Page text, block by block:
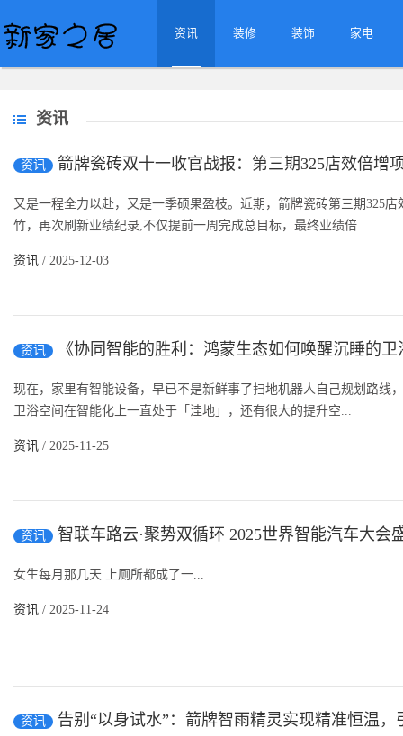
资讯 装修 装饰 家电
资讯
资讯 箭牌瓷砖双十一收官战报：第三期325店效倍增
又是一程全力以赴，又是一季硕果盈枝。近期，箭牌瓷砖第三期325
竹，再次刷新业绩纪录,不仅提前一周完成总目标，最终业绩倍...
资讯 / 2025-12-03
资讯 《协同智能的胜利：鸿蒙生态如何唤醒沉睡的
现在，家里有智能设备，早已不是新鲜事了扫地机器人自己规划路线
卫浴空间在智能化上一直处于「洼地」，还有很大的提升空...
资讯 / 2025-11-25
资讯 智联车路云·聚势双循环 2025世界智能汽车大会
女生每月那几天 上厕所都成了一...
资讯 / 2025-11-24
资讯 告别“以身试水”：箭牌智雨精灵实现精准恒温，